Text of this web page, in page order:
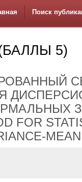
Поиск
5)
FOR